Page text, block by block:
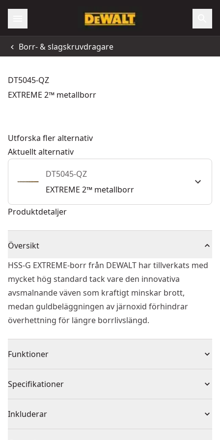
Borr- & slagskruvdragare
DT5045-QZ
EXTREME 2™ metallborr
Utforska fler alternativ
Aktuellt alternativ
DT5045-QZ
EXTREME 2™ metallborr
Produktdetaljer
Översikt
HSS-G EXTREME-borr från DEWALT har tillverkats med
mycket hög standard tack vare den innovativa
avsmalnande väven som kraftigt minskar brott,
medan guldbeläggningen av järnoxid förhindrar
överhettning för längre borrlivslängd.
Funktioner
vid kontakt, minimerar risken för vandring och ger
uppåt)
Innovativ konisk borrkärna reducerar risken för att
Specifikationer
Produkttyp Borr
Inkluderar